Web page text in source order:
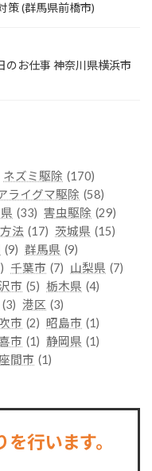
策 (群馬県前橋市)
のお仕事 神奈川県横浜市
ネズミ駆除 (170)
ライグマ駆除 (58)
(33) 害虫駆除 (29)
法 (17) 茨城県 (15)
(9) 群馬県 (9)
千葉市 (7) 山梨県 (7)
市 (5) 栃木県 (4)
(3) 港区 (3)
市 (2) 昭島市 (1)
市 (1) 静岡県 (1)
座間市 (1)
行います。